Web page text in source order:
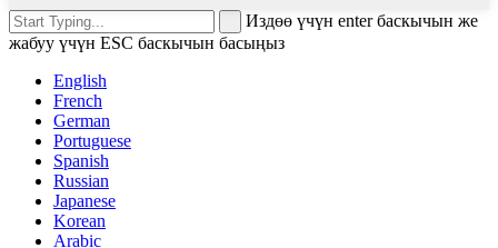
Издөө үчүн enter баскычын же
жабуу үчүн ESC баскычын басыңыз
English
French
German
Portuguese
Spanish
Russian
Japanese
Korean
Arabic